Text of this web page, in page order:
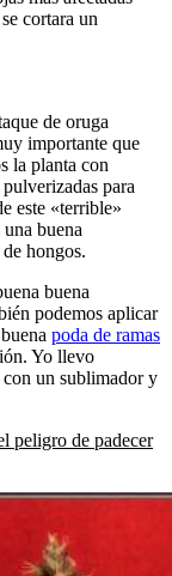
cortara un
de oruga
importante que
la planta con
para
este «terrible»
buena
hongos.
buena
podemos aplicar
poda de ramas
Yo llevo
con un sublimador y
peligro de padecer